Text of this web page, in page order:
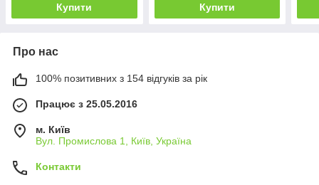
Купити Купити
Про нас
100% позитивних з 154 відгуків за рік
Працює з 25.05.2016
м. Київ
Вул. Промислова 1, Київ, Україна
Контакти